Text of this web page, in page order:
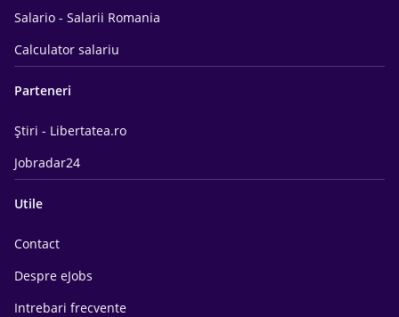
Salario - Salarii Romania
Calculator salariu
Parteneri
Știri - Libertatea.ro
Jobradar24
Utile
Contact
Despre eJobs
Intrebari frecvente